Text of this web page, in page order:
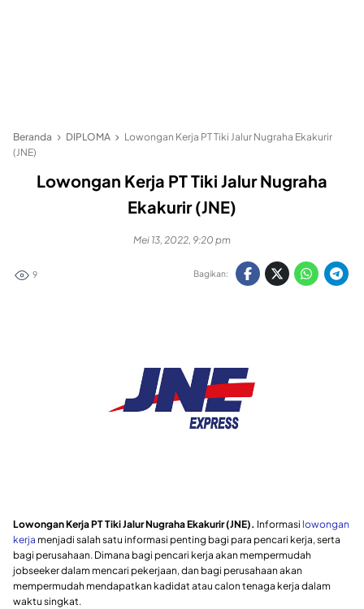
Beranda DIPLOMA
Lowongan Kerja PT Tiki Jalur Nugraha Ekakurir
(JNE)
Lowongan Kerja PT Tiki Jalur Nugraha
Ekakurir (JNE)
Mei 13, 2022, 9:20 pm
9 Bagikan:
Lowongan Kerja PT Tiki Jalur Nugraha Ekakurir (JNE). Informasi lowongan
kerja menjadi salah satu informasi penting bagi para pencari kerja, serta
bagi perusahaan. Dimana bagi pencari kerja akan mempermudah
jobseeker dalam mencari pekerjaan, dan bagi perusahaan akan
mempermudah mendapatkan kadidat atau calon tenaga kerja dalam
waktu singkat.